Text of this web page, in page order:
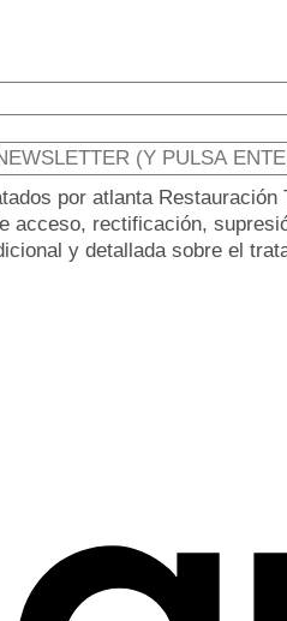
por atlanta
acceso, rectificación,
y detallada sobre el